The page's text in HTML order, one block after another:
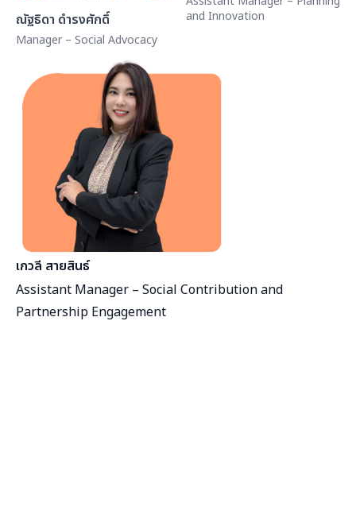
ณัฐธิดา ดำรงศักดิ์
Manager – Social Advocacy
and Innovation
เกวลี สายสินธ์
Assistant Manager – Social Contribution and
Partnership Engagement